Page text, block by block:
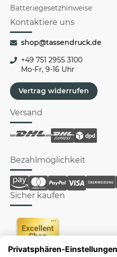
Batteriegesetzhinweise
Kontaktiere uns
shop@tassendruck.de
+49 751 2955 3100
Mo-Fr, 9-16 Uhr
Vertrag widerrufen
Versand
Bezahlmöglichkeit
Sicher kaufen